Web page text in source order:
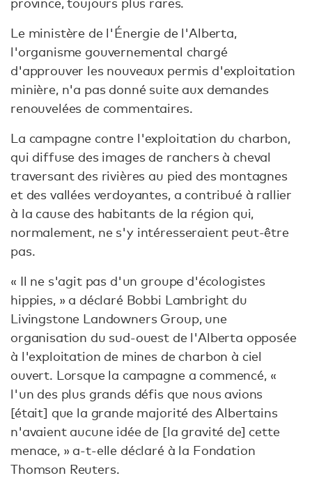
Le ministère de l'Énergie de l'Alberta,
l'organisme gouvernemental chargé
d'approuver les nouveaux permis d'exploitation
minière, n'a pas donné suite aux demandes
renouvelées de commentaires.
La campagne contre l'exploitation du charbon,
qui diffuse des images de ranchers à cheval
traversant des rivières au pied des montagnes
et des vallées verdoyantes, a contribué à rallier
à la cause des habitants de la région qui,
normalement, ne s'y intéresseraient peut-être
pas.
« Il ne s'agit pas d'un groupe d'écologistes
hippies, » a déclaré Bobbi Lambright du
Livingstone Landowners Group, une
organisation du sud-ouest de l'Alberta opposée
à l'exploitation de mines de charbon à ciel
ouvert. Lorsque la campagne a commencé, «
l'un des plus grands défis que nous avions
[était] que la grande majorité des Albertains
n'avaient aucune idée de [la gravité de] cette
menace, » a-t-elle déclaré à la Fondation
Thomson Reuters.